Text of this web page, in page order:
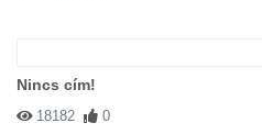
Nincs cím!
18182 0